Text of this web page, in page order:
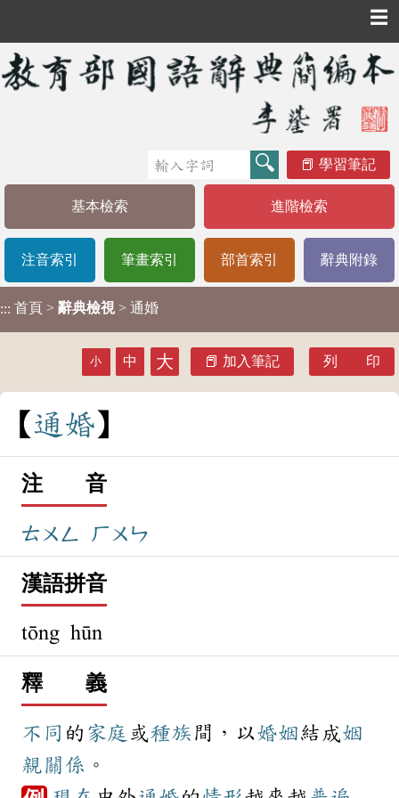
☰
學習筆記
基本檢索 進階檢索
注音索引 筆畫索引 部首索引 辭典附錄
::: 首頁 > 辭典檢視 > 通婚
小 中 大 加入筆記 列 印
通 婚
注 音
ㄊㄨㄥ ㄏㄨㄣ
漢語拼音
tōng hūn
釋 義
不同 的 家庭 或種族 間，以婚姻結成姻
親 關係 。